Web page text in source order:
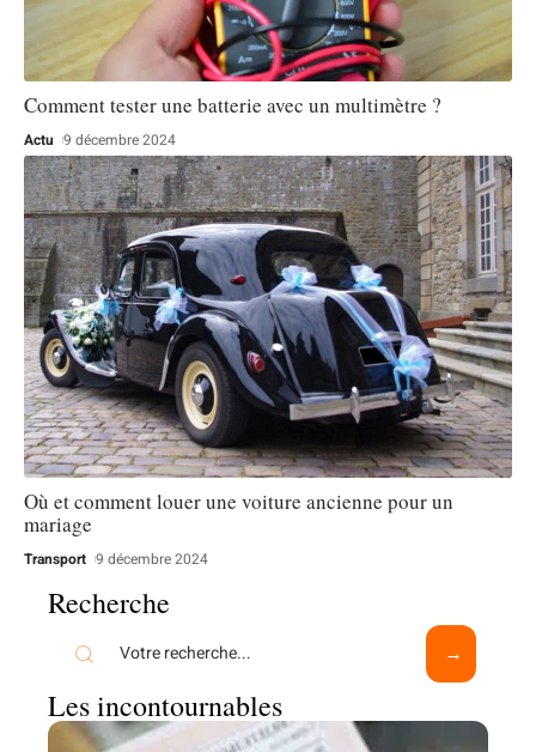
Comment tester une batterie avec un multimètre ?
Actu 9 décembre 2024
Où et comment louer une voiture ancienne pour un
mariage
Transport 9 décembre 2024
Recherche
Les incontournables